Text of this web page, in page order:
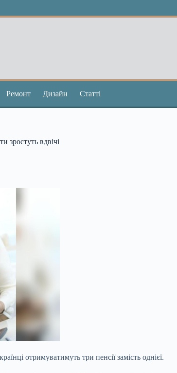
Ремонт Дизайн Статті
зростуть вдвічі
отримуватимуть три пенсії замість однієї.